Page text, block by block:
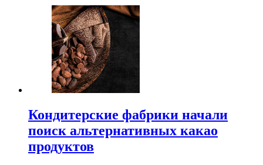
Кондитерские фабрики начали
поиск альтернативных какао
продуктов